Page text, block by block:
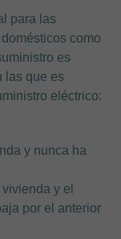
para las
como
es
las que es
eléctrico:
y nunca ha
y el
por el anterior